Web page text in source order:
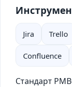
Jira Trello
Confluence
Стандарт